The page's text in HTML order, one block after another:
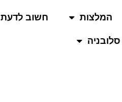
המלצות חשוב לדעת